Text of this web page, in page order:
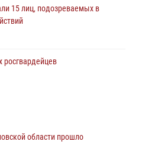
15 лиц, подозреваемых в
росгвардейцев
во время празднования
области прошло